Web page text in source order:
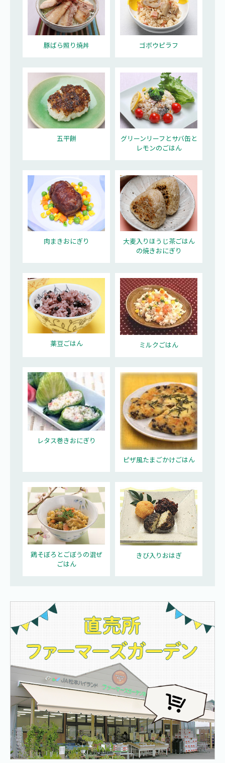
豚ばら照り焼丼 ゴボウピラフ
五平餅
グリーンリーフとサバ缶と
レモンのごはん
肉まきおにぎり
大麦入りほうじ茶ごはん
の焼きおにぎり
薬豆ごはん ミルクごはん
レタス巻きおにぎり
ピザ風たまごかけごはん
鶏そぼろとごぼうの混ぜ
ごはん
きび入りおはぎ